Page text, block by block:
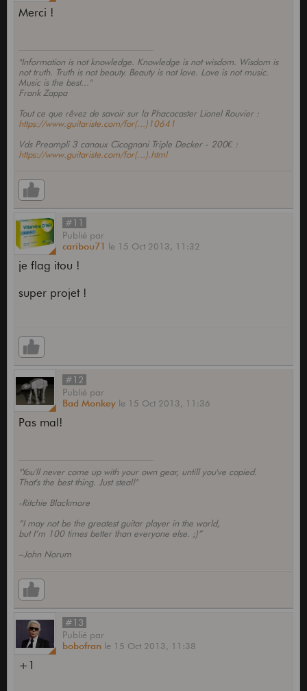
Merci !
"Information is not knowledge. Knowledge is not wisdom. Wisdom is
not truth. Truth is not beauty. Beauty is not love. Love is not music.
Music is the best..."
Frank Zappa
Tout ce que rêvez de savoir sur la Phacocaster Lionel Rouvier :
https://www.guitariste.com/for(...)10641
Vds Preampli 3 canaux Cicognani Triple Decker - 200€ :
https://www.guitariste.com/for(...).html
#11
Publié par
caribou71 le 15 Oct 2013, 11:32
je flag itou !
super projet !
#12
Publié par
Bad Monkey le 15 Oct 2013, 11:36
Pas mal!
"You'll never come up with your own gear, untill you've copied.
That's the best thing. Just steal!"
-Ritchie Blackmore
“I may not be the greatest guitar player in the world,
but I’m 100 times better than everyone else. ;)”
–John Norum
#13
Publié par
bobofran le 15 Oct 2013, 11:38
+1